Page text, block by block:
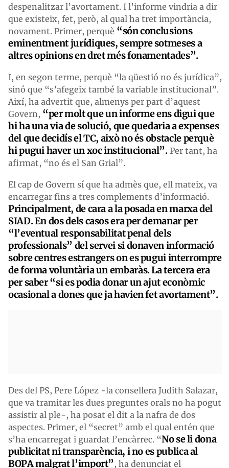
despenalitzar l’avortament. I l’informe vindria a dir
que existeix, fet, però, al qual ha tret importància,
novament. Primer, perquè “són conclusions
eminentment jurídiques, sempre sotmeses a
altres opinions en dret més fonamentades”.
I, en segon terme, perquè “la qüestió no és jurídica”,
sinó que “s’afegeix també la variable institucional”.
Així, ha advertit que, almenys per part d’aquest
Govern, “per molt que un informe ens digui que
hi ha una via de solució, que quedaria a expenses
del que decidís el TC, això no és obstacle perquè
hi pugui haver un xoc institucional”.Per tant, ha
afirmat, “no és el San Grial”.
El cap de Govern sí que ha admès que, ell mateix, va
encarregar fins a tres complements d’informació.
Principalment, de cara a la posada en marxa del
SIAD. En dos dels casos era per demanar per
“l’eventual responsabilitat penal dels
professionals” del servei si donaven informació
sobre centres estrangers on es pugui interrompre
de forma voluntària un embaràs. La tercera era
per saber “si es podia donar un ajut econòmic
ocasional a dones que ja havien fet avortament”.
Des del PS, Pere López -la consellera Judith Salazar,
que va tramitar les dues preguntes orals no ha pogut
assistir al ple-, ha posat el dit a la nafra de dos
aspectes. Primer, el “secret” amb el qual entén que
s’ha encarregat i guardat l’encàrrec. “No se li dona
publicitat ni transparència, i no es publica al
BOPA malgrat l’import”, ha denunciat el